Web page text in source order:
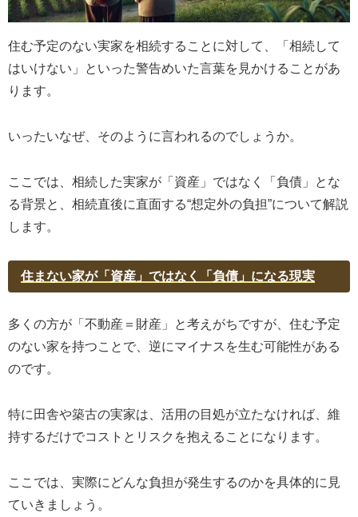
住む予定のない実家を相続することに対して、「相続して
はいけない」といった警告めいた言葉を見かけることがあ
ります。
いったいなぜ、そのように言われるのでしょうか。
ここでは、相続した実家が「資産」ではなく「負債」とな
る背景と、相続直後に直面する“想定外の負担”について解説
します。
住まない家が「資産」ではなく「負債」になる現実
多くの方が「不動産＝財産」と考えがちですが、住む予定
のない家を持つことで、逆にマイナスを生む可能性がある
のです。
特に田舎や築古の実家は、活用の目処が立たなければ、維
持するだけでコストとリスクを抱えることになります。
ここでは、実際にどんな負担が発生するのかを具体的に見
ていきましょう。